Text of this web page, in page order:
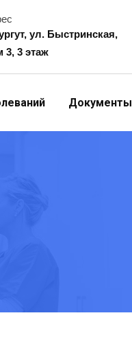
ул. Быстринская,
3, 3 этаж
Документы